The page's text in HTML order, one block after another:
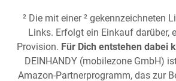
² Die mit einer ² gekennzeichneten
Links. Erfolgt ein Einkauf darüber,
Provision. Für Dich entstehen dabei
DEINHANDY (mobilezone GmbH)
Amazon-Partnerprogramm, das zur